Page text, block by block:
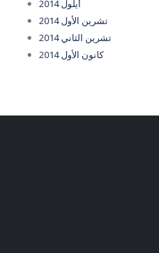
أيلول 2014
تشرين الأول 2014
تشرين الثاني 2014
كانون الأول 2014